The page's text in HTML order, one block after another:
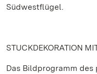
Südwestflügel.
STUCKDEKORATION
Das Bildprogramm